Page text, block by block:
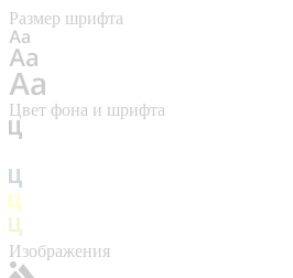
Размер шрифта
Цвет фона и шрифта
Изображения